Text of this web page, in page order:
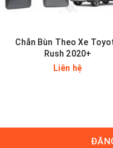
- Tăng độ thẩm mỹ
ai cũng phải ngước
Chắn Bùn Theo Xe
Rush 2020+
Liên hệ